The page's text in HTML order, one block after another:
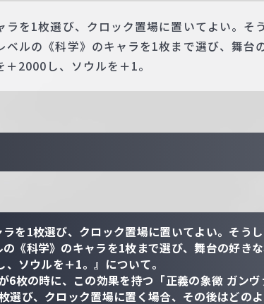
ラを1枚選び、クロック置場に置いてよい。そ
ルの《科学》のキャラを1枚まで選び、舞台
2000し、ソウルを＋1。
ラを1枚選び、クロック置場に置いてよい。そう
《科学》のキャラを1枚まで選び、舞台の好きな
ソウルを＋1。』について。
6枚の時に、この効果を持つ「正義の象徴 ガン
選び、クロック置場に置く場合、その後はどの